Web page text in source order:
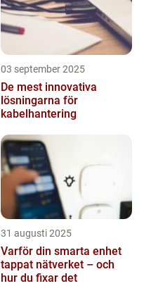
03 september 2025
De mest innovativa
lösningarna för
kabelhantering
31 augusti 2025
Varför din smarta enhet
tappat nätverket – och
hur du fixar det